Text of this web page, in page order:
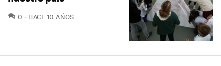
0 COMENTARIOS
HACE 10 AÑOS